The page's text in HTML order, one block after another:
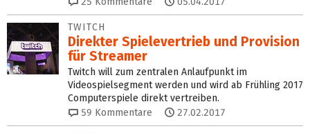
TWITCH
Direkter Spielevertrieb und Provision
für Streamer
Twitch will zum zentralen Anlaufpunkt im
Videospielsegment werden und wird ab Frühling 2017
Computerspiele direkt vertreiben.
59 Kommentare 27.02.2017